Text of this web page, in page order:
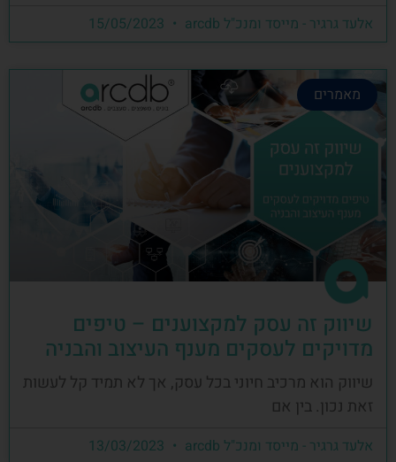
אלעד גרגיר - מייסד ומנכ"ל arcdb
מאמרים
שיווק זה עסק למקצוענים – טיפים
מדויקים לעסקים מענף העיצוב והבניה
שיווק הוא מרכיב חיוני בכל עסק, אך לא תמיד קל לעשות
זאת נכון. בין אם
אלעד גרגיר - מייסד ומנכ"ל arcdb